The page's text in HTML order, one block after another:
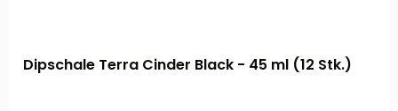
Dipschale Terra Cinder Black - 45 ml (12 Stk.)